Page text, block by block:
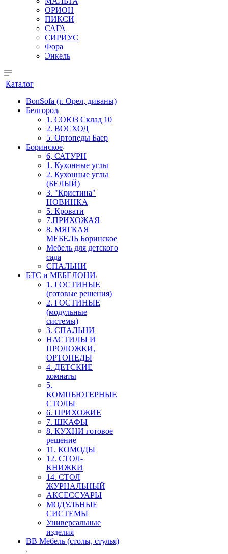
ОРИОН
ПИКСИ
САГА
СИРИУС
Фора
Энкель
Каталог
BonSofa (г. Орел, диваны)
Белгород
1. СОЮЗ Склад 10
2. ВОСХОД
5. Ортопеды Баер
Боринское
6, САТУРН
1. Кухонные углы
2. Кухонные углы
(БЕЛЫЙ)
3. "Кристина"
НОВИНКА
5. Кровати
7.ПРИХОЖАЯ
8. МЯГКАЯ
МЕБЕЛЬ Боринское
Мебель для детского
сада
СПАЛЬНИ
БТС и МЕБЕЛОНИ
1. ГОСТИНЫЕ
(готовые решения)
2. ГОСТИНЫЕ
(модульные
системы)
3. СПАЛЬНИ
НАСТИЛЫ И
ПРОЛОЖКИ,
ОРТОПЕДЫ
4. ДЕТСКИЕ
комнаты
5.
КОМПЬЮТЕРНЫЕ
СТОЛЫ
6. ПРИХОЖИЕ
7. ШКАФЫ
8. КУХНИ готовое
решение
11. КОМОДЫ
12. СТОЛ-
КНИЖКИ
14. СТОЛ
ЖУРНАЛЬНЫЙ
АКСЕССУАРЫ
МОДУЛЬНЫЕ
СИСТЕМЫ
Универсальные
изделия
ВВ Мебель (столы, стулья)